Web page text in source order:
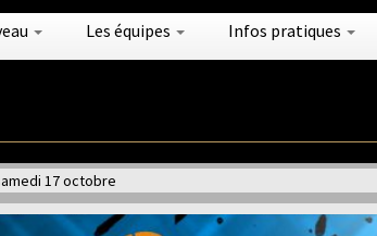
Les équipes Infos pratiques
17 octobre